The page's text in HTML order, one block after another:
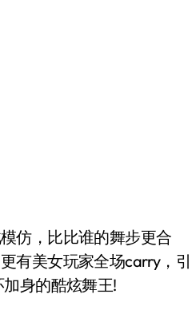
仿，比比谁的舞步更合
有美女玩家全场carry，引
身的酷炫舞王!